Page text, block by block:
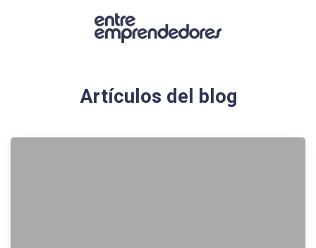
Artículos del blog